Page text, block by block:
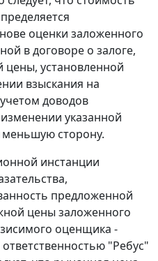
оценки заложенного
в договоре о залоге,
установленной
взыскания на
доводов
указанной
сторону.
инстанции
предложенной
цены заложенного
оценщика -
"Ребус"